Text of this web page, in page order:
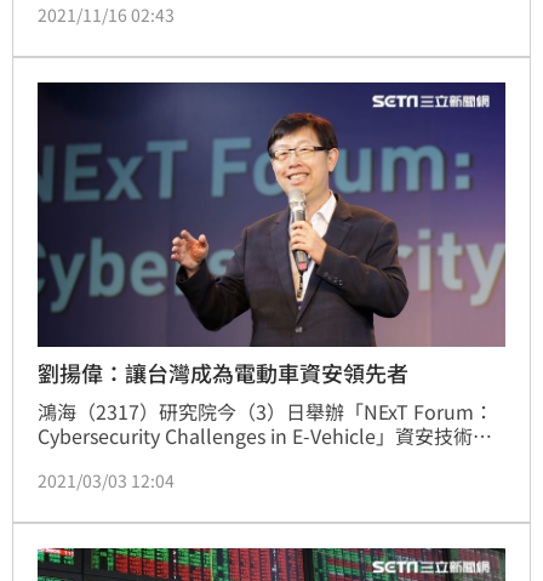
度肯定。鴻海研究院半導體研究所郭浩中所長，因長期
度「傑出工程師教授獎」，16日前往總統府晉見總統蔡
英文。
2021/11/16 02:43
劉揚偉：讓台灣成為電動車資安領先者
鴻海（2317）研究院今（3）日舉辦「NExT Forum：
Cybersecurity Challenges in E-Vehicle」資安技術論
偉致詞時表示，「希望把台灣打造成EV資通安全領域
只要通過台灣場域測試，資通安全都是全球領先，讓使
用者放心。」（記者：戴玉翔報導）
2021/03/03 12:04